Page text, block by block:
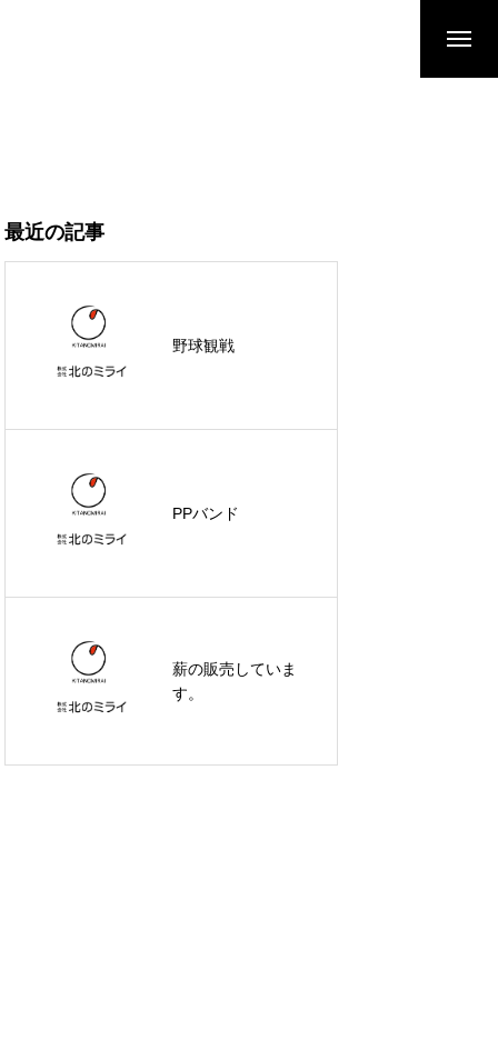
最近の記事
野球観戦
PPバンド
薪の販売していま
す。